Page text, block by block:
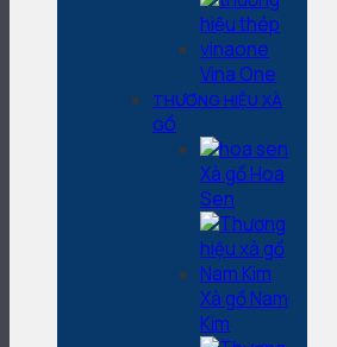
Vina One
THƯƠNG HIỆU XÀ
GỒ
Xà gồ Hoa
Sen
Xà gồ Nam
Kim